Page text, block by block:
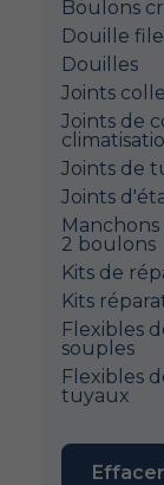
Boulons
Douille
Douilles
Joints
Joints de
Joints de
Joints
2 boulons
Kits de
Kits
Flexibles
souples
Flexibles
tuyaux